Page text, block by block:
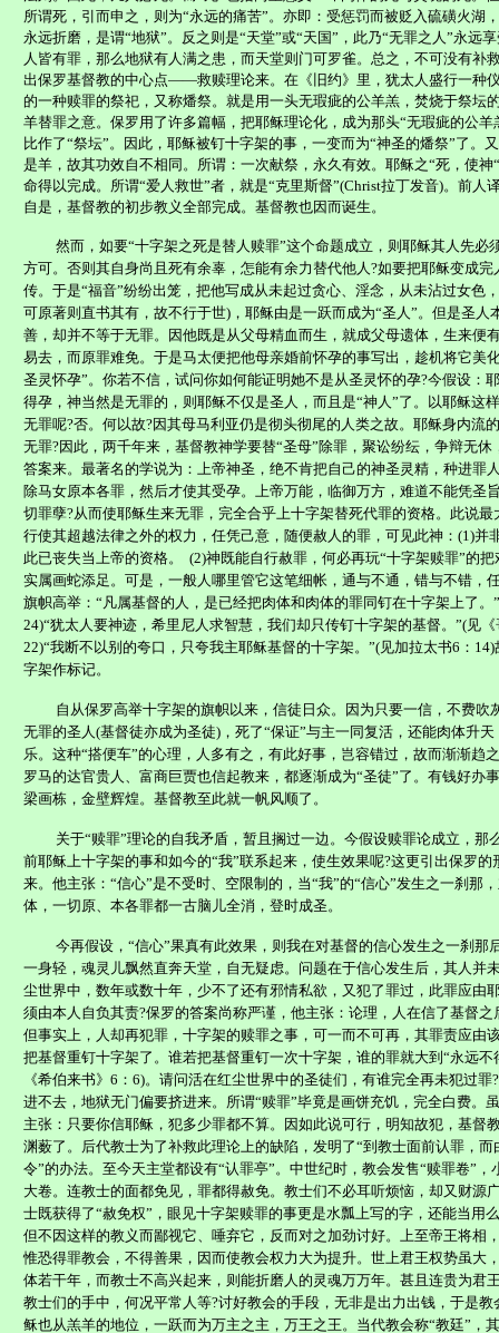
所谓死，引而申之，则为“永远的痛苦”。亦即：受惩罚而被贬入硫磺火湖
永远折磨，是谓“地狱”。反之则是“天堂”或“天国”，此乃“无罪之人”永远
人皆有罪，那么地狱有人满之患，而天堂则门可罗雀。总之，不可没有补
出保罗基督教的中心点——救赎理论来。在《旧约》里，犹太人盛行一种
的一种赎罪的祭祀，又称燔祭。就是用一头无瑕疵的公羊羔，焚烧于祭坛
羊替罪之意。保罗用了许多篇幅，把耶稣理论化，成为那头“无瑕疵的公羊
比作了“祭坛”。因此，耶稣被钉十字架的事，一变而为“神圣的燔祭”了。
是羊，故其功效自不相同。所谓：一次献祭，永久有效。耶稣之“死，使神
命得以完成。所谓“爱人救世”者，就是“克里斯督”(Christ拉丁发音)。前人
自是，基督教的初步教义全部完成。基督教也因而诞生。
然而，如要“十字架之死是替人赎罪”这个命题成立，则耶稣其人先必
方可。否则其自身尚且死有余辜，怎能有余力替代他人 ?如要把耶稣变成完
传。于是“福音”纷纷出笼，把他写成从未起过贪心、淫念，从未沾过女色
可原著则直书其有，故不行于世) ，耶稣由是一跃而成为“圣人”。但是圣人
善，却并不等于无罪。因他既是从父母精血而生，就成父母遗体，生来便
易去，而原罪难免。于是马太便把他母亲婚前怀孕的事写出，趁机将它美
圣灵怀孕”。你若不信，试问你如何能证明她不是从圣灵怀的孕?今假设：
得孕，神当然是无罪的，则耶稣不仅是圣人，而且是“神人”了。以耶稣这
无罪呢?否。何以故?因其母马利亚仍是彻头彻尾的人类之故。耶稣身内流
无罪?因此，两千年来，基督教神学要替“圣母”除罪，聚讼纷纭，争辩无休
答案来。最著名的学说为：上帝神圣，绝不肯把自己的神圣灵精，种进罪
除马女原本各罪，然后才使其受孕。上帝万能，临御万方，难道不能凭圣
切罪孽?从而使耶稣生来无罪，完全合乎上十字架替死代罪的资格。此说
行使其超越法律之外的权力，任凭己意，随便赦人的罪，可见此神： (1)并
此已丧失当上帝的资格。
(2)神既能自行赦罪，何必再玩“十字架赎罪”的
实属画蛇添足。可是，一般人哪里管它这笔细帐，通与不通，错与不错，
旗帜高举：“凡属基督的人，是已经把肉体和肉体的罪同钉在十字架上了。”
24)“犹太人要神迹，希里尼人求智慧，我们却只传钉十字架的基督。”(见
22)“我断不以别的夸口，只夸我主耶稣基督的十字架。”(见加拉太书6 ： 14)
字架作标记。
自从保罗高举十字架的旗帜以来，信徒日众。因为只要一信，不费吹
无罪的圣人 (基督徒亦成为圣徒) ，死了“保证”与主一同复活，还能肉体升
乐。这种“搭便车”的心理，人多有之，有此好事，岂容错过，故而渐渐趋
罗马的达官贵人、富商巨贾也信起教来，都逐渐成为“圣徒”了。有钱好办
梁画栋，金壁辉煌。基督教至此就一帆风顺了。
关于“赎罪”理论的自我矛盾，暂且搁过一边。今假设赎罪论成立，那
前耶稣上十字架的事和如今的“我”联系起来，使生效果呢?这更引出保罗的
来。他主张：“信心”是不受时、空限制的，当“我”的“信心”发生之一刹那
体，一切原、本各罪都一古脑儿全消，登时成圣。
今再假设，“信心”果真有此效果，则我在对基督的信心发生之一刹那
一身轻，魂灵儿飘然直奔天堂，自无疑虑。问题在于信心发生后，其人并
尘世界中，数年或数十年，少不了还有邪情私欲，又犯了罪过，此罪应由
须由本人自负其责?保罗的答案尚称严谨，他主张：论理，人在信了基督之
但事实上，人却再犯罪，十字架的赎罪之事，可一而不可再，其罪责应由
把基督重钉十字架了。谁若把基督重钉一次十字架，谁的罪就大到“永远不
《希伯来书》 6 ： 6)。请问活在红尘世界中的圣徒们，有谁完全再未犯过罪?
进不去，地狱无门偏要挤进来。所谓“赎罪”毕竟是画饼充饥，完全白费。
主张：只要你信耶稣，犯多少罪都不算。因如此说可行，明知故犯，基督
渊薮了。后代教士为了补救此理论上的缺陷，发明了“到教士面前认罪，
令”的办法。至今天主堂都设有“认罪亭”。中世纪时，教会发售“赎罪卷”，
大卷。连教士的面都免见，罪都得赦免。教士们不必耳听烦恼，却又财源
士既获得了“赦免权”，眼见十字架赎罪的事更是水瓢上写的字，还能当用么
但不因这样的教义而鄙视它、唾弃它，反而对之加劲讨好。上至帝王将相
惟恐得罪教会，不得善果，因而使教会权力大为提升。世上君王权势虽大
体若干年，而教士不高兴起来，则能折磨人的灵魂万万年。甚且连贵为君
教士们的手中，何况平常人等?讨好教会的手段，无非是出力出钱，于是教
稣也从羔羊的地位，一跃而为万主之主，万王之王。当代教会称“教廷”，